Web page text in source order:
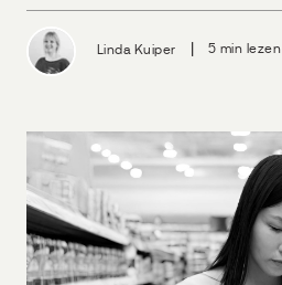
Linda Kuiper 5 min lezen